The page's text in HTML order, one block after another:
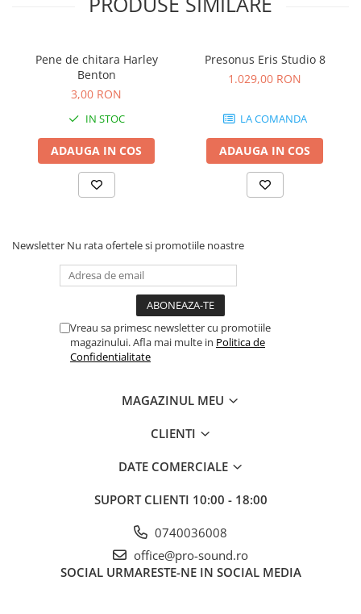
Pene de chitara Harley
Benton
3,00 RON
IN STOC
ADAUGA IN COS
Presonus Eris Studio 8
1.029,00 RON
LA COMANDA
ADAUGA IN COS
Newsletter Nu rata ofertele si promotiile noastre
Vreau sa primesc newsletter cu promotiile
magazinului. Afla mai multe in Politica de
Confidentialitate
MAGAZINUL MEU
CLIENTI
DATE COMERCIALE
SUPORT CLIENTI 10:00 - 18:00
0740036008
office@pro-sound.ro
SOCIAL URMARESTE-NE IN SOCIAL MEDIA